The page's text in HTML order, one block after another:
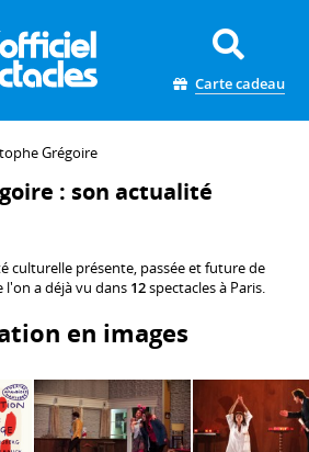
Carte cadeau
Grégoire
: son actualité
culturelle présente, passée et future de
l'on a déjà vu dans 12spectacles à Paris.
en images